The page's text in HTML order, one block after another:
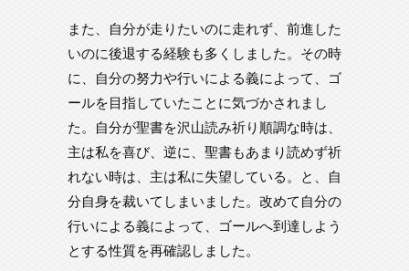
また、自分が走りたいのに走れず、前進した
いのに後退する経験も多くしました。その時
に、自分の努力や行いによる義によって、ゴ
ールを目指していたことに気づかされまし
た。自分が聖書を沢山読み祈り順調な時は、
主は私を喜び、逆に、聖書もあまり読めず祈
れない時は、主は私に失望している。と、自
分自身を裁いてしまいました。改めて自分の
行いによる義によって、ゴールへ到達しよう
とする性質を再確認しました。